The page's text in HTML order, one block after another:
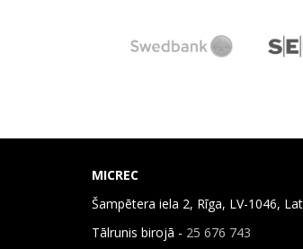
MICREC
Šampētera iela 2, Rīga, LV-1046,
Tālrunis birojā - 25 676 743